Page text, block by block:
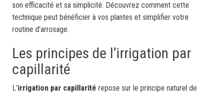
son efficacité et sa simplicité. Découvrez comment cette
technique peut bénéficier à vos plantes et simplifier votre
routine d’arrosage.
Les principes de l’irrigation par
capillarité
L’irrigation par capillarité repose sur le principe naturel de